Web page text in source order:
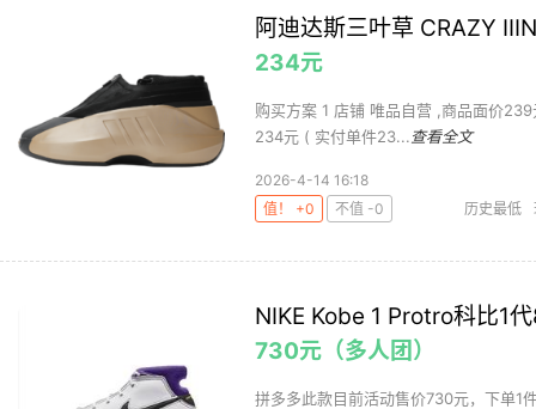
阿迪达斯三叶草 CRAZY
234元
购买方案 1 店铺 唯品自营 ,商品面价
234元 ( 实付单件23... 查看全文
2026-4-14 16:18
值！ +0
不值 -0 历史最低
NIKE Kobe 1 Protro科比1
730元（多人团）
拼多多此款目前活动售价730元，下单1